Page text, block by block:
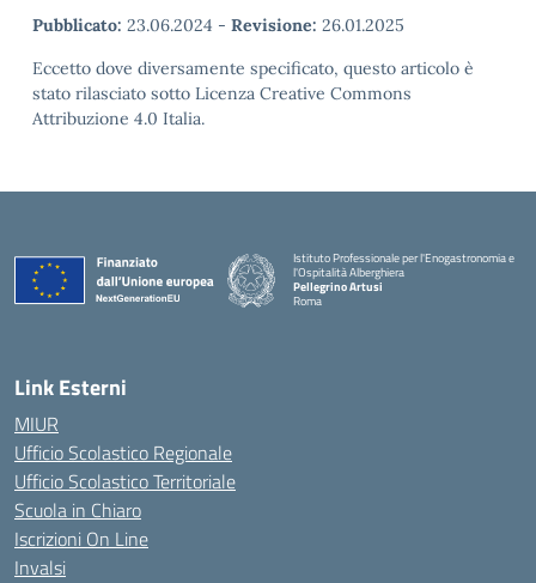
Pubblicato: 23.06.2024 - Revisione: 26.01.2025
Eccetto dove diversamente specificato, questo articolo è
stato rilasciato sotto Licenza Creative Commons
Attribuzione 4.0 Italia.
Istituto Professionale per l'Enogastronomia e
l'Ospitalità Alberghiera
Pellegrino Artusi
Roma
Link Esterni
MIUR
Ufficio Scolastico Regionale
Ufficio Scolastico Territoriale
Scuola in Chiaro
Iscrizioni On Line
Invalsi